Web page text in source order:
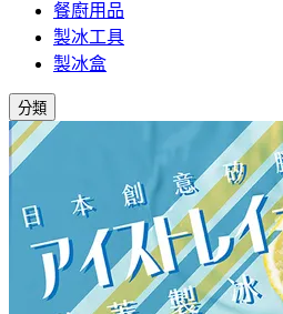
餐廚用品
製冰工具
製冰盒
分類